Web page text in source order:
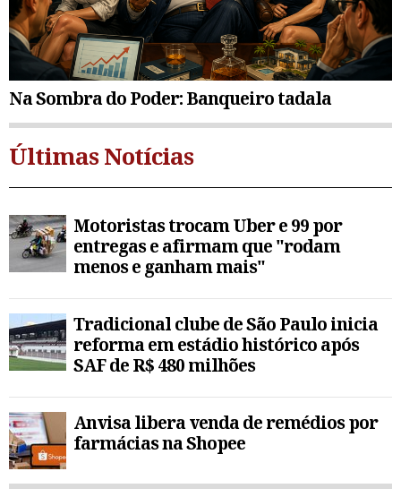
Na Sombra do Poder: Banqueiro tadala
Últimas Notícias
Motoristas trocam Uber e 99 por
entregas e afirmam que "rodam
menos e ganham mais"
Tradicional clube de São Paulo inicia
reforma em estádio histórico após
SAF de R$ 480 milhões
Anvisa libera venda de remédios por
farmácias na Shopee